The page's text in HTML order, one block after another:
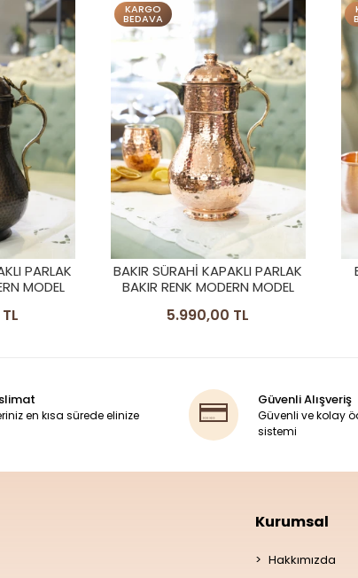
PARLAK
MODEL
KARGO
BEDAVA
BAKIR SÜRAHİ SİLİNDİR MAT
RENK
3.990,00 TL
en kısa sürede elinize
Güvenli Alışveriş
Güvenli ve kolay
sistemi
Kurumsal
Hakkımızda